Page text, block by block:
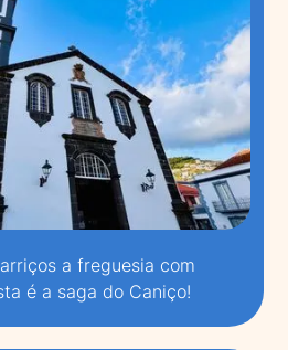
a freguesia com
é a saga do Caniço!